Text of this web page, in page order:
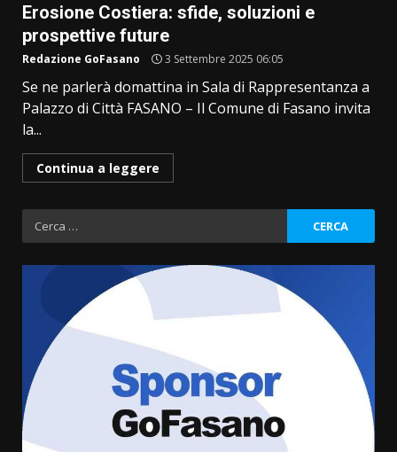
Erosione Costiera: sfide, soluzioni e
prospettive future
Redazione GoFasano 3 Settembre 2025 06:05
Se ne parlerà domattina in Sala di Rappresentanza a
Palazzo di Città FASANO – Il Comune di Fasano invita
la...
Continua a leggere
Ricerca
per:
Savelletri in festa, domani sera
grande spettacolo con Uccio De